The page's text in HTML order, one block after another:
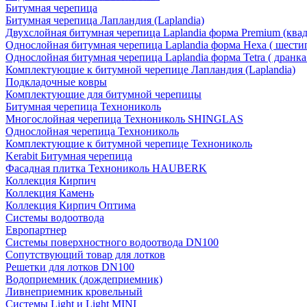
Битумная черепица
Битумная черепица Лапландия (Laplandia)
Двухслойная битумная черепица Laplandia форма Premium
Однослойная битумная черепица Laplandia форма Hexa (
Однослойная битумная черепица Laplandia форма Tetra (
Комплектующие к битумной черепице Лапландия (Laplandia)
Подкладочные ковры
Комплектующие для битумной черепицы
Битумная черепица Технониколь
Многослойная черепица Технониколь SHINGLAS
Однослойная черепица Технониколь
Комплектующие к битумной черепице Технониколь
Kerabit Битумная черепица
Фасадная плитка Технониколь HAUBERK
Кол​лекция Кирпич
Кол​лекция Камень
Коллекция Кирпич Оптима
Системы водоотвода
Европартнер
Системы поверхностного водоотвода DN100
Сопутствующий товар для лотков
Решетки для лотков DN100
Водоприемник (дождеприемник)
Ливнеприемник кровельный
Системы Light и Light MINI